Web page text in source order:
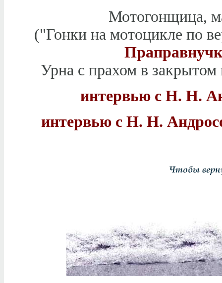
Мотогонщица,
("Гонки на мотоцикле по
Урна с прахом в
интервью с Н. Н.
интервью с Н. Н.